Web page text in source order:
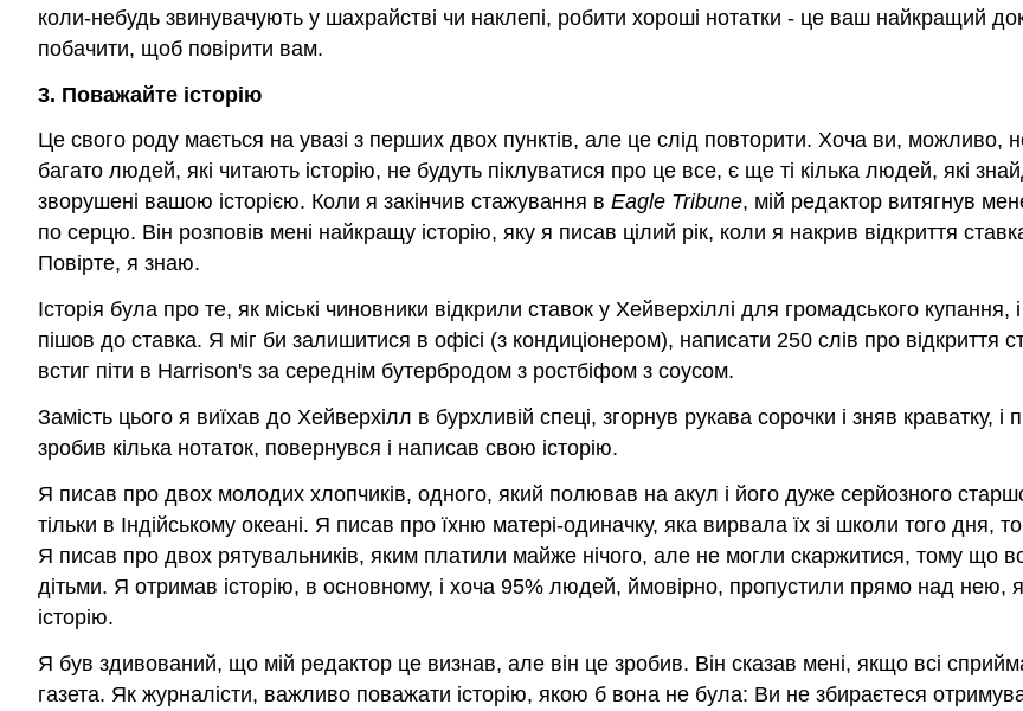
коли-небудь звинувачують у шахрайстві чи наклепі, робити хороші нотатки - це ваш найкращий
побачити, щоб повірити вам.
3. Поважайте історію
Це свого роду мається на увазі з перших двох пунктів, але це слід повторити. Хоча ви, можливо,
багато людей, які читають історію, не будуть піклуватися про це все, є ще ті кілька людей, які
зворушені вашою історією. Коли я закінчив стажування в Eagle Tribune, мій редактор витягнув
по серцю. Він розповів мені найкращу історію, яку я писав цілий рік, коли я накрив відкриття
Повірте, я знаю.
Історія була про те, як міські чиновники відкрили ставок у Хейверхіллі для громадського
пішов до ставка. Я міг би залишитися в офісі (з кондиціонером), написати 250 слів про відкриття
встиг піти в Harrison's за середнім бутербродом з ростбіфом з соусом.
Замість цього я виїхав до Хейверхілл в бурхливій спеці, згорнув рукава сорочки і зняв
зробив кілька нотаток, повернувся і написав свою історію.
Я писав про двох молодих хлопчиків, одного, який полював на акул і його дуже серйозного
тільки в Індійському океані. Я писав про їхню матері-одиначку, яка вирвала їх зі школи того дня,
Я писав про двох рятувальників, яким платили майже нічого, але не могли скаржитися, тому що
дітьми. Я отримав історію, в основному, і хоча 95% людей, ймовірно, пропустили прямо над нею,
історію.
Я був здивований, що мій редактор це визнав, але він це зробив. Він сказав мені, якщо всі
газета. Як журналісти, важливо поважати історію, якою б вона не була: Ви не збираєтеся